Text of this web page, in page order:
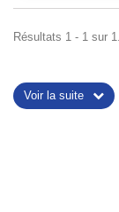
Résultats 1 - 1 sur 1.
Voir la suite